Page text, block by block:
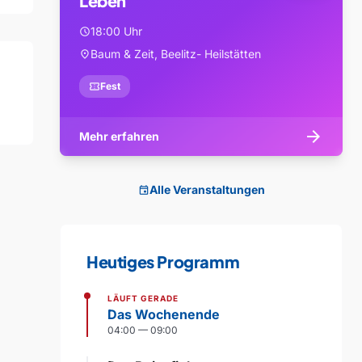
schedule18:00 Uhr
location_onBaum & Zeit, Beelitz- Heilstätten
confirmation_numberFest
Mehr erfahren arrow_forward
eventAlle Veranstaltungen
Heutiges Programm
LÄUFT GERADE
Das Wochenende
04:00 — 09:00